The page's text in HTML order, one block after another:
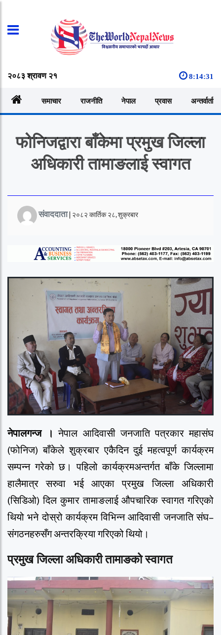
२०८३ श्रावण २१ 8:14:32
समाचार राजनीति नेपाल प्रवास अन्तर्वार्ता
फोनिजद्वारा बाँकेमा प्रमुख जिल्ला
अधिकारी तामाङलाई स्वागत
संवाददाता| २०८२ कार्तिक २८, शुक्रबार
नेपालगन्ज । नेपाल आदिवासी जनजाति पत्रकार महासंघ
(फोनिज) बाँकेले शुक्रबार एकैदिन दुई महत्वपूर्ण कार्यक्रम
सम्पन्न गरेको छ। पहिलो कार्यक्रमअन्तर्गत बाँके जिल्लामा
हालैमात्र सरुवा भई आएका प्रमुख जिल्ला अधिकारी
(सिडिओ) दिल कुमार तामाङलाई औपचारिक स्वागत गरिएको
थियो भने दोस्रो कार्यक्रम विभिन्न आदिवासी जनजाति संघ–
संगठनहरुसँग अन्तरक्रिया गरिएको थियो।
प्रमुख जिल्ला अधिकारी तामाङको स्वागत